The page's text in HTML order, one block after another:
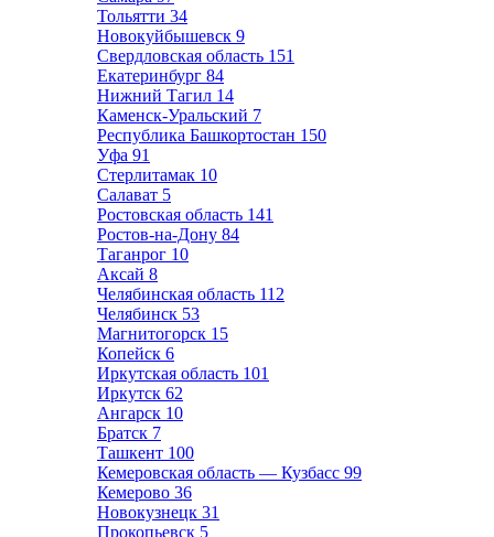
Тольятти 34
Новокуйбышевск 9
Свердловская область 151
Екатеринбург 84
Нижний Тагил 14
Каменск-Уральский 7
Республика Башкортостан 150
Уфа 91
Стерлитамак 10
Салават 5
Ростовская область 141
Ростов-на-Дону 84
Таганрог 10
Аксай 8
Челябинская область 112
Челябинск 53
Магнитогорск 15
Копейск 6
Иркутская область 101
Иркутск 62
Ангарск 10
Братск 7
Ташкент 100
Кемеровская область — Кузбасс 99
Кемерово 36
Новокузнецк 31
Прокопьевск 5